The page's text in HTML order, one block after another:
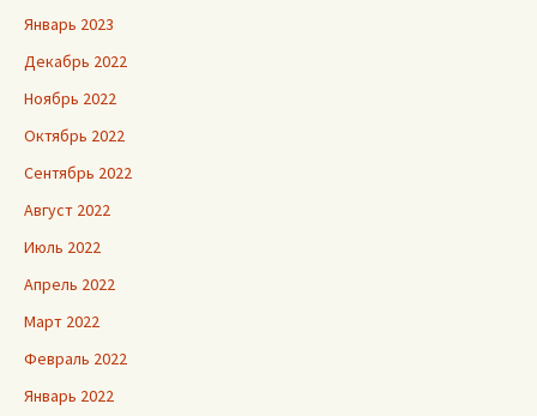
Январь 2023
Декабрь 2022
Ноябрь 2022
Октябрь 2022
Сентябрь 2022
Август 2022
Июль 2022
Апрель 2022
Март 2022
Февраль 2022
Январь 2022